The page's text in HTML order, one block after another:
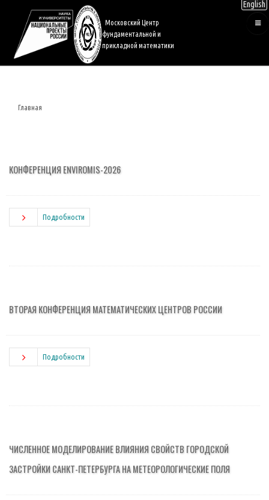
основному
содержанию
Московский Центр
фундаментальной и
прикладной математики
English
Главная
КОНФЕРЕНЦИЯ ENVIROMIS-2026
Подробности
ВТОРАЯ КОНФЕРЕНЦИЯ МАТЕМАТИЧЕСКИХ ЦЕНТРОВ РОССИИ
Подробности
ЧИСЛЕННОЕ МОДЕЛИРОВАНИЕ ВЛИЯНИЯ СВОЙСТВ ГОРОДСКОЙ
ЗАСТРОЙКИ САНКТ-ПЕТЕРБУРГА НА МЕТЕОРОЛОГИЧЕСКИЕ ПОЛЯ